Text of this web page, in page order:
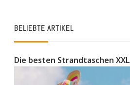
BELIEBTE ARTIKEL
Die besten Strandtaschen XXL